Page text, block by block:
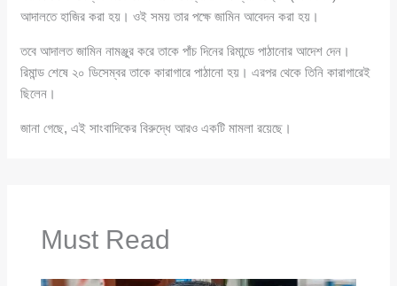
আদালতে হাজির করা হয়। ওই সময় তার পক্ষে জামিন আবেদন করা হয়।
তবে আদালত জামিন নামঞ্জুর করে তাকে পাঁচ দিনের রিমান্ডে পাঠানোর আদেশ দেন।
রিমান্ড শেষে ২০ ডিসেম্বর তাকে কারাগারে পাঠানো হয়। এরপর থেকে তিনি কারাগারেই
ছিলেন।
জানা গেছে, এই সাংবাদিকের বিরুদ্ধে আরও একটি মামলা রয়েছে।
Must Read